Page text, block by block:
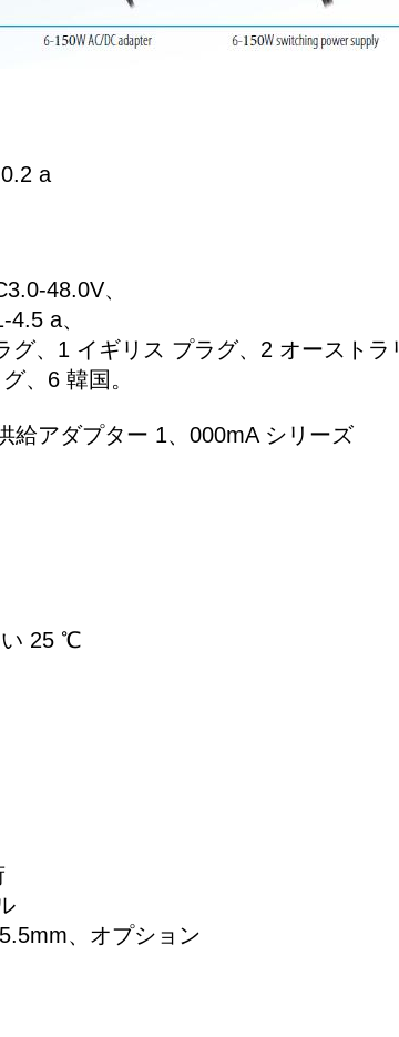
a
48.0V、
a、
グ、1 イギリス プラグ、2 オースト
、6 韓国。
給アダプター 1、000mA シリーズ
い 25 ℃
、オプション